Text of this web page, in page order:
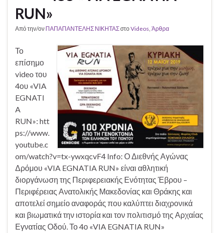
RUN»
Από την/ον ΠΑΠΑΠΑΝΤΕΛΗΣ ΝΙΚΗΤΑΣστοVideos, Άρθρα
Το
επίσημο
video του
4ου «VIA
EGNATI
A
RUN»: htt
ps://www.
youtube.c
om/watch?v=tx-ywxqcvF4 Info: Ο Διεθνής Αγώνας
Δρόμου «VIA EGNATIA RUN» είναι αθλητική
διοργάνωση της Περιφερειακής Ενότητας Έβρου –
Περιφέρειας Ανατολικής Μακεδονίας και Θράκης και
αποτελεί σημείο αναφοράς που καλύπτει διαχρονικά
και βιωματικά την ιστορία και τον πολιτισμό της Αρχαίας
Εγνατίας Οδού. Το 4ο «VIA EGNATIA RUN»